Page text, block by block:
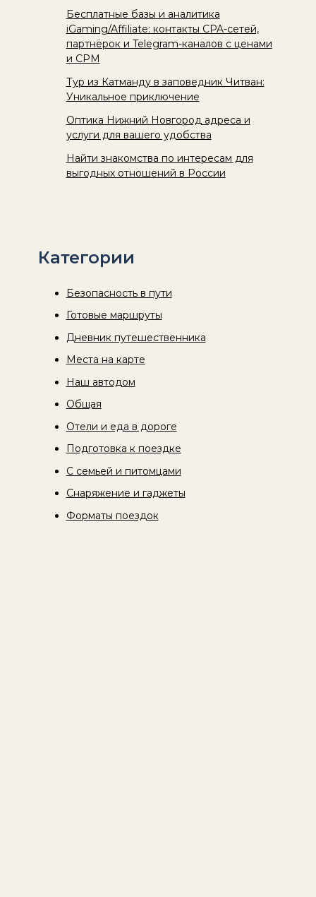
Бесплатные базы и аналитика
iGaming/Affiliate: контакты CPA-сетей,
партнёрок и Telegram-каналов с ценами
и CPM
Тур из Катманду в заповедник Читван:
Уникальное приключение
Оптика Нижний Новгород адреса и
услуги для вашего удобства
Найти знакомства по интересам для
выгодных отношений в России
Категории
Безопасность в пути
Готовые маршруты
Дневник путешественника
Места на карте
Наш автодом
Общая
Отели и еда в дороге
Подготовка к поездке
С семьей и питомцами
Снаряжение и гаджеты
Форматы поездок